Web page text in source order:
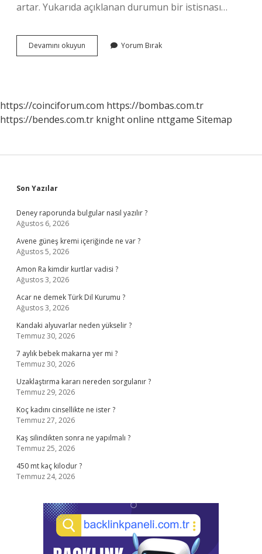
artar. Yukarıda açıklanan durumun bir istisnası…
Devamını okuyun
Genleşir
Yorum Bırak
https://coinciforum.com https://bombas.com.tr
https://bendes.com.tr knight online nttgame Sitemap
Sidebar
Son Yazılar
Deney raporunda bulgular nasıl yazılır ?
Ağustos 6, 2026
Avene güneş kremi içeriğinde ne var ?
Ağustos 5, 2026
Amon Ra kimdir kurtlar vadisi ?
Ağustos 3, 2026
Acar ne demek Türk Dil Kurumu ?
Ağustos 3, 2026
Kandaki alyuvarlar neden yükselir ?
Temmuz 30, 2026
7 aylık bebek makarna yer mi ?
Temmuz 30, 2026
Uzaklaştırma kararı nereden sorgulanır ?
Temmuz 29, 2026
Koç kadını cinsellikte ne ister ?
Temmuz 27, 2026
Kaş silindikten sonra ne yapılmalı ?
Temmuz 25, 2026
450 mt kaç kilodur ?
Temmuz 24, 2026